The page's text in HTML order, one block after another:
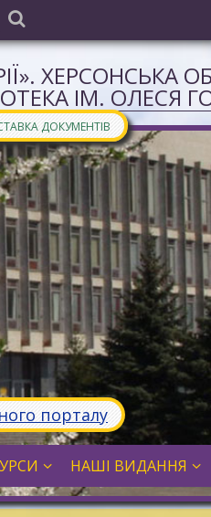
ХЕРСОНСЬКА
ІМ. ОЛЕСЯ
ДОКУМЕНТІВ
порталу
НАШІ ВИДАННЯ